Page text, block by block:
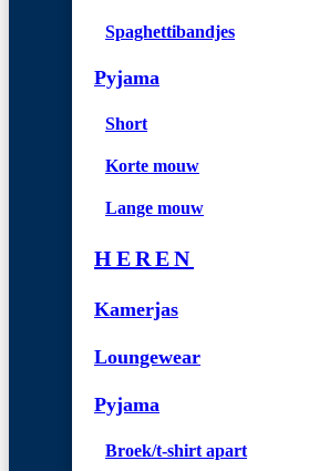
Spaghettibandjes
Pyjama
Short
Korte mouw
Lange mouw
HEREN
Kamerjas
Loungewear
Pyjama
Broek/t-shirt apart